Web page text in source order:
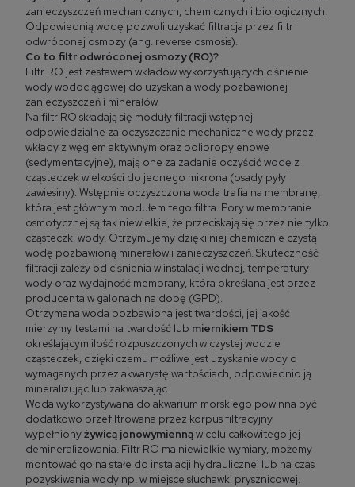
zanieczyszczeń mechanicznych, chemicznych i biologicznych.
Odpowiednią wodę pozwoli uzyskać filtracja przez filtr
odwróconej osmozy (ang. reverse osmosis).
Co to filtr odwróconej osmozy (RO)?
Filtr RO jest zestawem wkładów wykorzystujących ciśnienie
wody wodociągowej do uzyskania wody pozbawionej
zanieczyszczeń i minerałów.
Na filtr RO składają się moduły filtracji wstępnej
odpowiedzialne za oczyszczanie mechaniczne wody przez
wkłady z węglem aktywnym oraz polipropylenowe
(sedymentacyjne), mają one za zadanie oczyścić wodę z
cząsteczek wielkości do jednego mikrona (osady pyły
zawiesiny). Wstępnie oczyszczona woda trafia na membranę,
która jest głównym modułem tego filtra. Pory w membranie
osmotycznej są tak niewielkie, że przeciskają się przez nie tylko
cząsteczki wody. Otrzymujemy dzięki niej chemicznie czystą
wodę pozbawioną minerałów i zanieczyszczeń. Skuteczność
filtracji zależy od ciśnienia w instalacji wodnej, temperatury
wody oraz wydajność membrany, która określana jest przez
producenta w galonach na dobę (GPD).
Otrzymana woda pozbawiona jest twardości, jej jakość
mierzymy testami na twardość lub miernikiem TDS
określającym ilość rozpuszczonych w czystej wodzie
cząsteczek, dzięki czemu możliwe jest uzyskanie wody o
wymaganych przez akwarystę wartościach, odpowiednio ją
mineralizując lub zakwaszając.
Woda wykorzystywana do akwarium morskiego powinna być
dodatkowo przefiltrowana przez korpus filtracyjny
wypełnionyżywicą jonowymiennąw celu całkowitego jej
demineralizowania. Filtr RO ma niewielkie wymiary, możemy
montować go na stałe do instalacji hydraulicznej lub na czas
pozyskiwania wody np. w miejsce słuchawki prysznicowej.